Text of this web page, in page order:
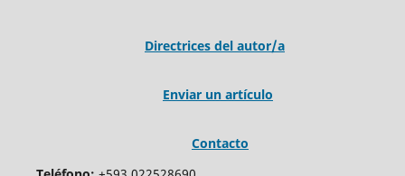
Directrices del autor/a
Enviar un artículo
Contacto